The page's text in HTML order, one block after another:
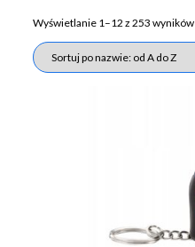
Wyświetlanie 1–12 z 253 wyników